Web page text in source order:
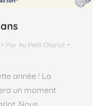
Par Au Petit Charlot
année ! La
un moment
Nous